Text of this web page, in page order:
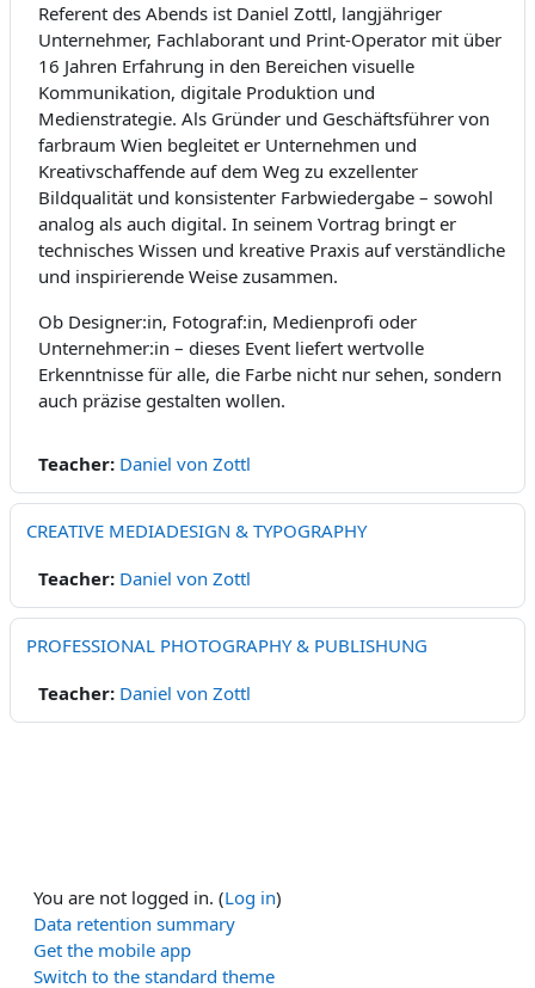
Referent des Abends ist Daniel Zottl, langjähriger
Unternehmer, Fachlaborant und Print-Operator mit über
16 Jahren Erfahrung in den Bereichen visuelle
Kommunikation, digitale Produktion und
Medienstrategie. Als Gründer und Geschäftsführer von
farbraum Wien begleitet er Unternehmen und
Kreativschaffende auf dem Weg zu exzellenter
Bildqualität und konsistenter Farbwiedergabe – sowohl
analog als auch digital. In seinem Vortrag bringt er
technisches Wissen und kreative Praxis auf verständliche
und inspirierende Weise zusammen.
Ob Designer:in, Fotograf:in, Medienprofi oder
Unternehmer:in – dieses Event liefert wertvolle
Erkenntnisse für alle, die Farbe nicht nur sehen, sondern
auch präzise gestalten wollen.
Teacher: Daniel von Zottl
CREATIVE MEDIADESIGN & TYPOGRAPHY
Teacher: Daniel von Zottl
PROFESSIONAL PHOTOGRAPHY & PUBLISHUNG
Teacher: Daniel von Zottl
You are not logged in. (Log in)
Data retention summary
Get the mobile app
Switch to the standard theme